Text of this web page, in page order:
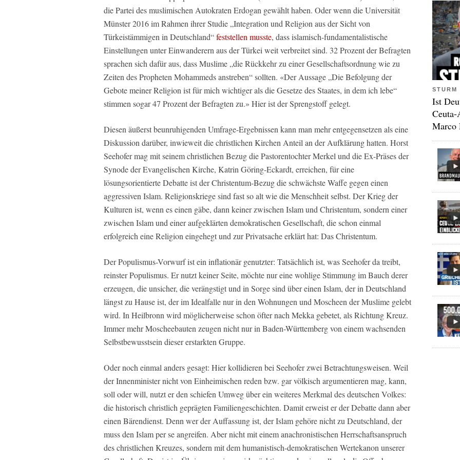
die Partei des muslimischen Autokraten Erdogan gewählt haben. Oder wenn die Universität
Münster 2016 im Rahmen ihrer Studie „Integration und Religion aus der Sicht von
Türkeistämmigen in Deutschland“feststellen musste, dass islamisch-fundamentalistische
Einstellungen unter Einwanderern aus der Türkei weit verbreitet sind. 32 Prozent der Befragten
sprachen sich dafür aus, dass Muslime „die Rückkehr zu einer Gesellschaftsordnung wie zu
Zeiten des Propheten Mohammeds anstreben“ sollten. «Der Aussage „Die Befolgung der
Gebote meiner Religion ist für mich wichtiger als die Gesetze des Staates, in dem ich lebe“
stimmen sogar 47 Prozent der Befragten zu.» Hier ist der Sprengstoff gelegt.
Diesen äußerst beunruhigenden Umfrage-Ergebnissen kann man mehr entgegensetzen als eine
Diskussion darüber, inwieweit die christlichen Kirchen Anteil an der Aufklärung hatten. Horst
Seehofer mag mit seinem christlichen Bezug die Pastorentochter Merkel und die Ex-Präses der
Synode der Evangelischen Kirche, Katrin Göring-Eckardt, erreichen, für eine
lösungsorientierte Debatte ist der Christentum-Bezug die schwächste Waffe gegen einen
aggressiven Islam. Religionskriege sind fast so alt wie die Menschheit selbst. Der Krieg der
Kulturen ist, wenn es einen gäbe, dann keiner zwischen Islam und Christentum, sondern einer
zwischen Islam und einer aufgeklärten demokratischen Gesellschaft, die schon einmal
erfolgreich eine Religion eingehegt und zur Privatsache erklärt hat: Das Christentum.
Der Populismus-Vorwurf ist ein inflationär genutzter: Tatsächlich ist, was Seehofer da treibt,
reinster Populismus. Er nutzt keiner Seite, möchte nur eine wohlige Stimmung im Bauch derer
erzeugen, die unsicher, die verängstigt und in Sorge sind über einen Islam, der in Deutschland
längst zu Hause ist, der im Idealfalle nur in den Wohnungen und Moscheen der Muslime gelebt
wird. In Heilbronn wird möglicherweise schon öfter nach Mekka gebetet, als Richtung Kreuz.
Immer mehr Moscheebauten zeugen nicht nur in Baden-Württemberg von einem wachsenden
Selbstbewusstsein dieser erstarkten Gruppe.
Oder noch einmal anders gesagt: Hier kollidieren bei Seehofer zwei Betrachtungsweisen. Weil
der Innenminister nicht von Einheimischen reden bzw. gar völkisch argumentieren mag, kann,
soll oder will, nutzt er den schiefen Umweg über ein weiteres Merkmal des deutschen Volkes:
die historisch christlich geprägten Familiengeschichten. Damit erweist er der Debatte dann aber
einen Bärendienst. Denn wer der Auffassung ist, der Islam gehöre nicht zu Deutschland, der
muss den Islam per se angreifen. Aber nicht mit einem anachronistischen Herrschaftsanspruch
des christlichen Kreuzes, sondern mit dem humanistisch-demokratischen Wertekanon unserer
STURM
Ist
Marco